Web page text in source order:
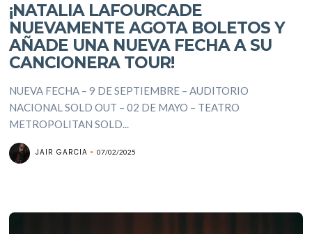
¡NATALIA LAFOURCADE
NUEVAMENTE AGOTA BOLETOS Y
AÑADE UNA NUEVA FECHA A SU
CANCIONERA TOUR!
NUEVA FECHA – 9 DE SEPTIEMBRE – AUDITORIO
NACIONAL SOLD OUT – 02 DE MAYO – TEATRO
METROPOLITAN SOLD...
JAIR GARCIA 07/02/2025